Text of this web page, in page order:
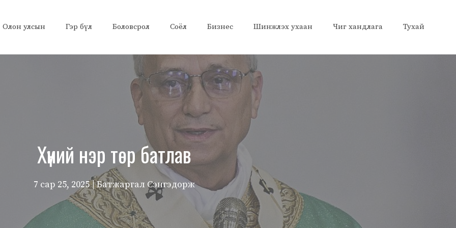
Олон улсын Гэр бүл Боловсрол Соёл Бизнес Шинжлэх ухаан Чиг хандлага Тухай
Хүний нэр төр батлав
7 сар 25, 2025 | Батжаргал Сэнгэдорж